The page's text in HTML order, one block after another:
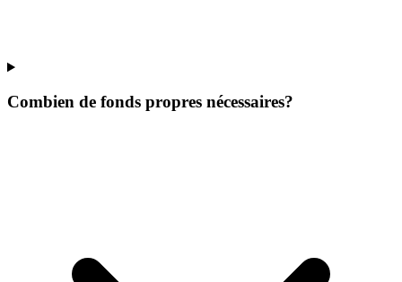
Combien de fonds propres nécessaires?